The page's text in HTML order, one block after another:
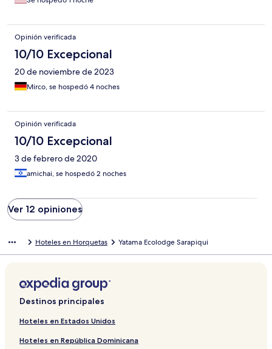
Opinión verificada
10/10 Excepcional
20 de noviembre de 2023
Mirco, se hospedó 4 noches
Opinión verificada
10/10 Excepcional
3 de febrero de 2020
amichai, se hospedó 2 noches
Ver 12 opiniones
Hoteles en Horquetas Yatama Ecolodge Sarapiqui
Destinos principales
Hoteles en Estados Unidos
Hoteles en República Dominicana